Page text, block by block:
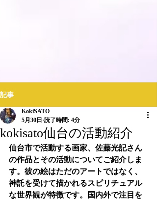
記事
kokisato仙台の活動紹介
KokiSATO
5月30日 読了時間: 4分
仙台市で活動する画家、佐藤光記さん
の作品とその活動についてご紹介しま
す。彼の絵はただのアートではなく、
神託を受けて描かれるスピリチュアル
な世界観が特徴です。国内外で注目を